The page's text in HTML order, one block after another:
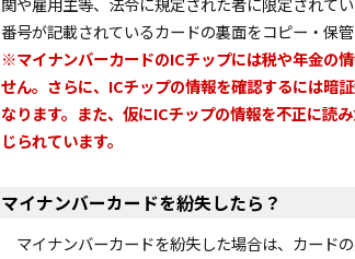
番号が記載されているカードの裏面をコピー・保
※マイナンバーカードのICチップには税や年金の
せん。さらに、ICチップの情報を確認するには暗
なります。また、仮にICチップの情報を不正に読
じられています。
マイナンバーカードを紛失したら？
マイナンバーカードを紛失した場合は、カード